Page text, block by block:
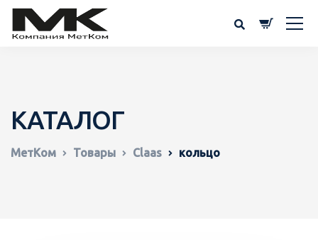
КАТАЛОГ
МетКом Товары Claas кольцо